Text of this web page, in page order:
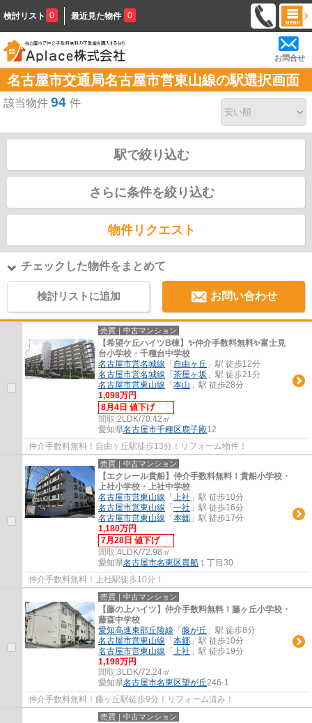
検討リスト 0 最近見た物件 0
お問合せ
名古屋市交通局名古屋市営東山線の駅選択画面
該当物件 94 件
駅で絞り込む
さらに条件を絞り込む
物件リクエスト
チェックした物件をまとめて
検討リストに追加 お問い合わせ
売買｜中古マンション
【希望ケ丘ハイツB棟】✨️仲介手数料無料✨️富士見
台小学校・千種台中学校
名古屋市営名城線 「 自由ヶ丘 」駅 徒歩12分
名古屋市営名城線 「 茶屋ヶ坂 」駅 徒歩21分
名古屋市営東山線 「 本山 」駅 徒歩28分
1,098万円
8月4日 値下げ
間取:2LDK/70.42㎡
愛知県名古屋市千種区鹿子殿12
仲介手数料無料！自由ヶ丘駅徒歩13分！リフォーム物件！
売買｜中古マンション
【エクレール貴船】仲介手数料無料！貴船小学校・
上社小学校・上社中学校
名古屋市営東山線 「 上社 」駅 徒歩10分
名古屋市営東山線 「 一社 」駅 徒歩16分
名古屋市営東山線 「 本郷 」駅 徒歩17分
1,180万円
7月28日 値下げ
間取:4LDK/72.98㎡
愛知県名古屋市名東区貴船 １丁目30
仲介手数料無料！上社駅徒歩10分！
売買｜中古マンション
【藤の上ハイツ】仲介手数料無料！藤ヶ丘小学校・
藤森中学校
愛知高速東部丘陵線 「 藤が丘 」駅 徒歩8分
名古屋市営東山線 「 本郷 」駅 徒歩10分
名古屋市営東山線 「 上社 」駅 徒歩19分
1,198万円
間取:3LDK/72.24㎡
愛知県名古屋市名東区望が丘246-1
仲介手数料無料！藤ヶ丘駅徒歩9分！リフォーム済み！
売買｜中古マンション